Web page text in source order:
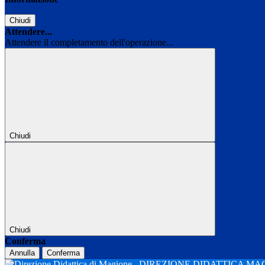
Chiudi
Attendere...
Attendere il completamento dell'operazione...
Chiudi
Chiudi
Conferma
Annulla Conferma